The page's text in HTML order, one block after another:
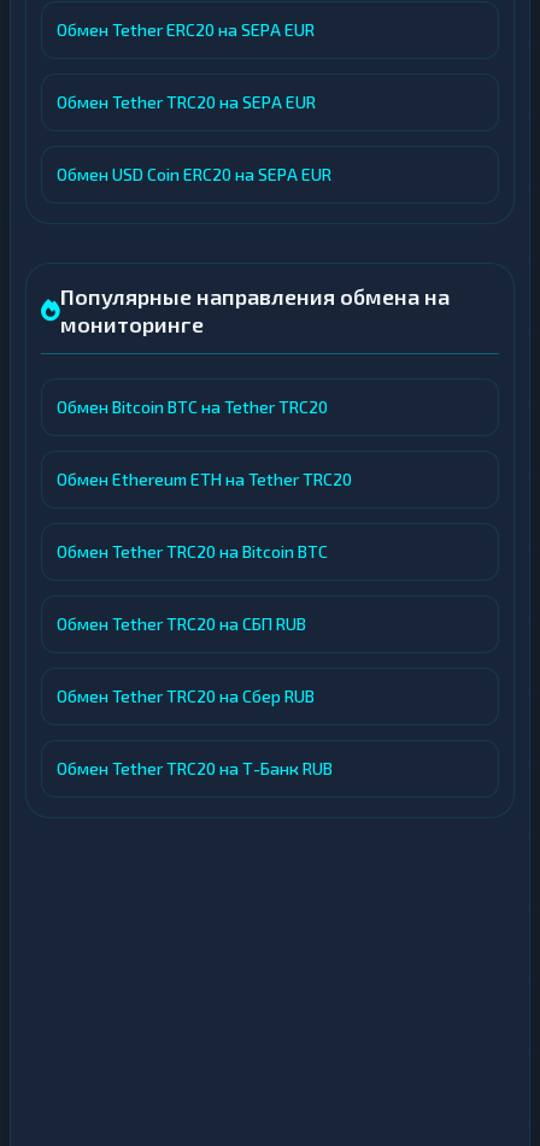
Обмен Tether ERC20 на SEPA EUR
Обмен Tether TRC20 на SEPA EUR
Обмен USD Coin ERC20 на SEPA EUR
Популярные направления обмена на
мониторинге
Обмен Bitcoin BTC на Tether TRC20
Обмен Ethereum ETH на Tether TRC20
Обмен Tether TRC20 на Bitcoin BTC
Обмен Tether TRC20 на СБП RUB
Обмен Tether TRC20 на Сбер RUB
Обмен Tether TRC20 на Т-Банк RUB